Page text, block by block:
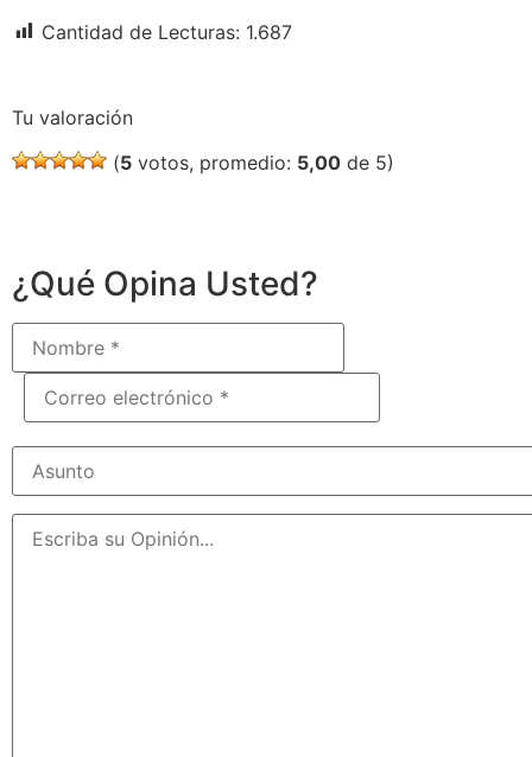
Cantidad de Lecturas: 1.687
Tu valoración
(5 votos, promedio: 5,00 de 5)
¿Qué Opina Usted?